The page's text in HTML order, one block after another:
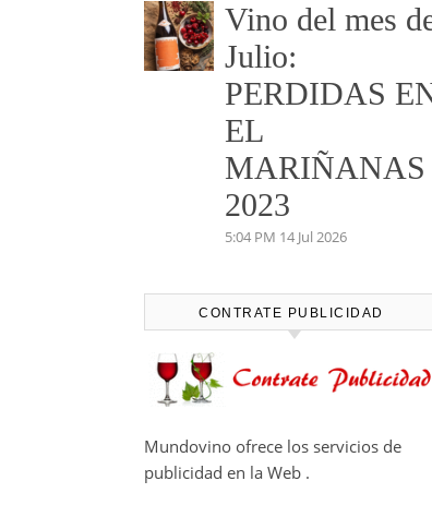
Vino del mes
Julio:
PERDIDAS
EL
MARIÑANAS
2023
5:04 PM 14 Jul 2026
CONTRATE PUBLICIDAD
Mundovino ofrece los servicios de
publicidad en la Web .